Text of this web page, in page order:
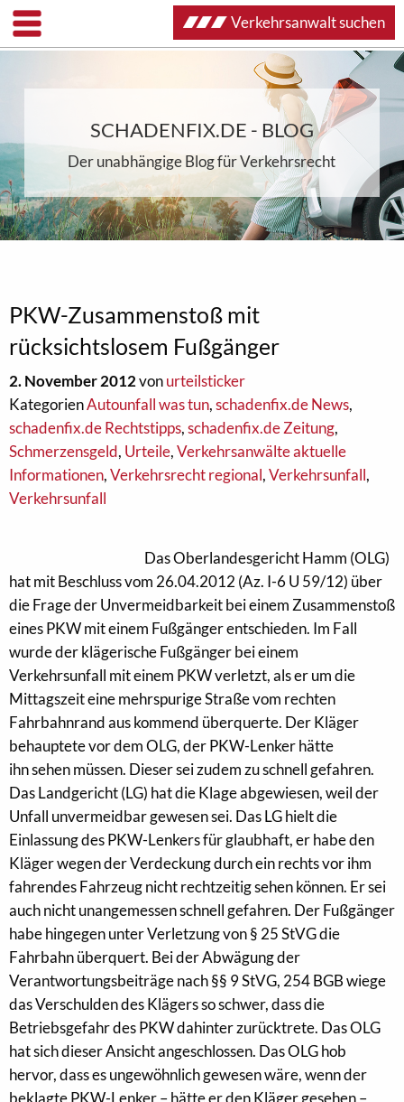
SCHADENFIX.DE - BLOG
Der unabhängige Blog für Verkehrsrecht
PKW-Zusammenstoß mit
rücksichtslosem Fußgänger
2. November 2012vonurteilsticker
KategorienAutounfall was tun,schadenfix.de News,
schadenfix.de Rechtstipps,schadenfix.de Zeitung,
Schmerzensgeld, Urteile,Verkehrsanwälte aktuelle
Informationen,Verkehrsrecht regional,Verkehrsunfall,
Verkehrsunfall
Das Oberlandesgericht Hamm (OLG)
hat mit Beschluss vom 26.04.2012 (Az. I-6 U 59/12) über
die Frage der Unvermeidbarkeit bei einem Zusammenstoß
eines PKW mit einem Fußgänger entschieden. Im Fall
wurde der klägerische Fußgänger bei einem
Verkehrsunfall mit einem PKW verletzt, als er um die
Mittagszeit eine mehrspurige Straße vom rechten
Fahrbahnrand aus kommend überquerte. Der Kläger
behauptete vor dem OLG, der PKW-Lenker hätte
ihn sehen müssen. Dieser sei zudem zu schnell gefahren.
Das Landgericht (LG) hat die Klage abgewiesen, weil der
Unfall unvermeidbar gewesen sei. Das LG hielt die
Einlassung des PKW-Lenkers für glaubhaft, er habe den
Kläger wegen der Verdeckung durch ein rechts vor ihm
fahrendes Fahrzeug nicht rechtzeitig sehen können. Er sei
auch nicht unangemessen schnell gefahren. Der Fußgänger
habe hingegen unter Verletzung von § 25 StVG die
Fahrbahn überquert. Bei der Abwägung der
Verantwortungsbeiträge nach §§ 9 StVG, 254 BGB wiege
das Verschulden des Klägers so schwer, dass die
Betriebsgefahr des PKW dahinter zurücktrete. Das OLG
hat sich dieser Ansicht angeschlossen. Das OLG hob
hervor, dass es ungewöhnlich gewesen wäre, wenn der
beklagte PKW-Lenker – hätte er den Kläger gesehen –
Verkehrsanwalt suchen